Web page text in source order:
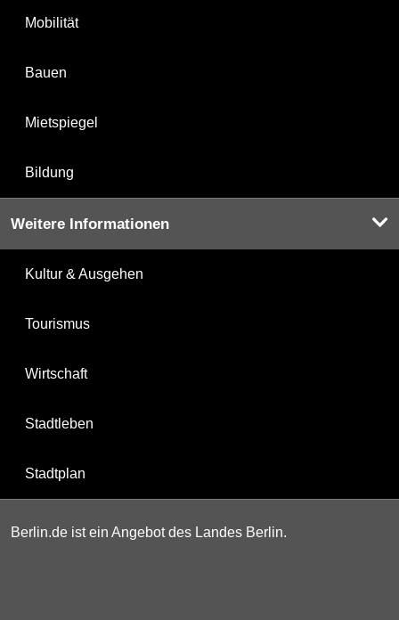
Mobilität
Bauen
Mietspiegel
Bildung
Weitere Informationen
Kultur & Ausgehen
Tourismus
Wirtschaft
Stadtleben
Stadtplan
Berlin.de ist ein Angebot des Landes Berlin.